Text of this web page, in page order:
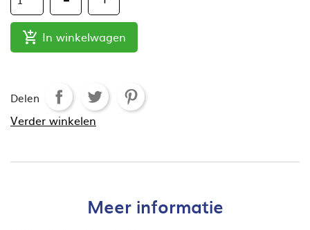
 In winkelwagen
Delen
Verder winkelen
Meer informatie